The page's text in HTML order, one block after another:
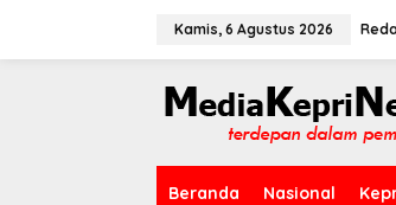
Kamis, 6 Agustus 2026
Beranda Nasional